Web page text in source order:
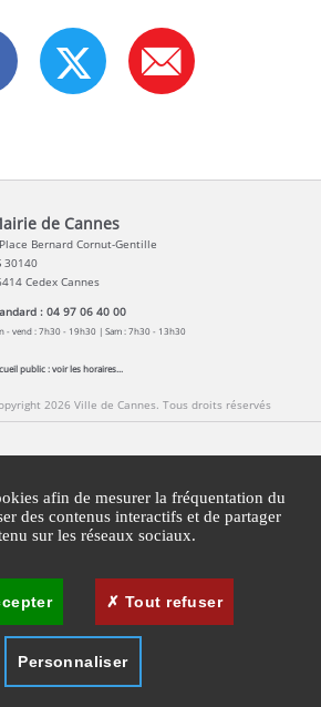
de Cannes
Bernard Cornut-Gentille
30140
Cedex Cannes
: 04 97 06 40 00
- vend : 7h30 - 19h30 | Sam : 7h30 - 13h30
public :voir les horaires...
2026 Ville de Cannes. Tous droits réservés
Agglomération Cannes Lérins
site Gestion des cookies
afin de mesurer la fréquentation du
des contenus interactifs et de partager
sur les réseaux sociaux.
Tout refuser
Personnaliser